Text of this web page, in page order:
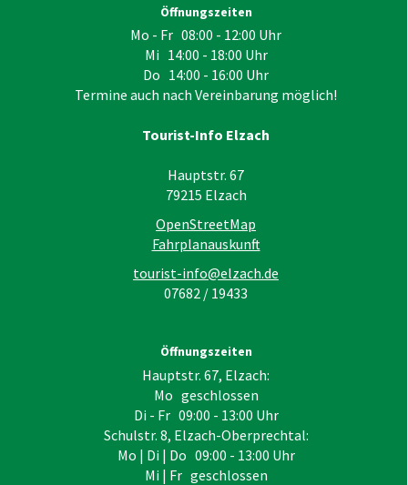
Öffnungszeiten
Mo - Fr 08:00 - 12:00 Uhr
Mi 14:00 - 18:00 Uhr
Do 14:00 - 16:00 Uhr
Termine auch nach Vereinbarung möglich!
Tourist-Info Elzach
Hauptstr. 67
79215 Elzach
OpenStreetMap
Fahrplanauskunft
tourist-info@elzach.de
07682 / 19433
Öffnungszeiten
Hauptstr. 67, Elzach:
Mo geschlossen
Di - Fr 09:00 - 13:00 Uhr
Schulstr. 8, Elzach-Oberprechtal:
Mo | Di | Do 09:00 - 13:00 Uhr
Mi | Fr geschlossen